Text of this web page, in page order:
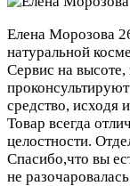
Елена Морозова
натуральной
Сервис на высоте,
средство, исходя
Товар всегда
целостности.
Спасибо,что вы
не